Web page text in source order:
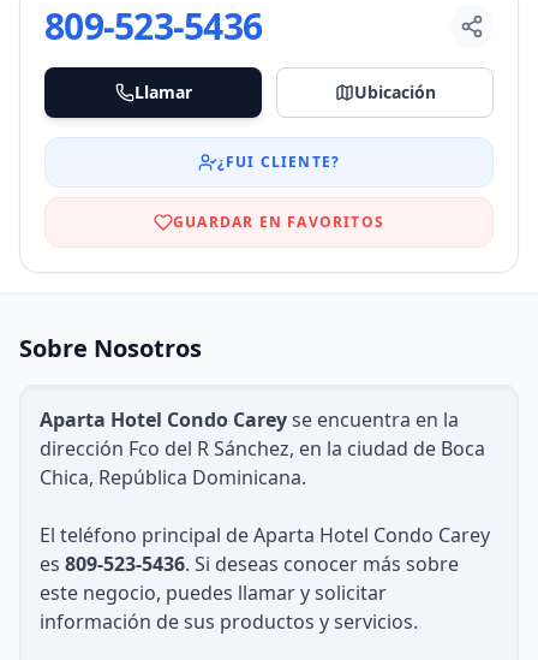
809-523-5436
Llamar Ubicación
¿FUI CLIENTE?
GUARDAR EN FAVORITOS
Sobre Nosotros
Aparta Hotel Condo Careyse encuentra en la
dirección Fco del R Sánchez, en la ciudad de Boca
Chica, República Dominicana.
El teléfono principal de Aparta Hotel Condo Carey
es 809-523-5436. Si deseas conocer más sobre
este negocio, puedes llamar y solicitar
información de sus productos y servicios.